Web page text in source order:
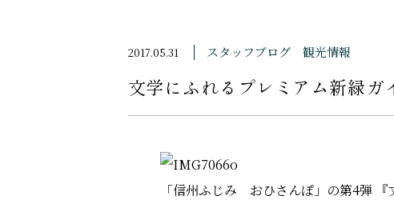
文学にふれるプレミアム新緑ガ
2017.05.31 スタッフブログ 観光情報
「信州ふじみ おひさんぽ」の第4弾